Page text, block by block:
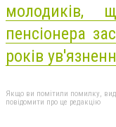
пенсіонера
років
Якщо ви помітили помилку,
повідомити про це редакцію